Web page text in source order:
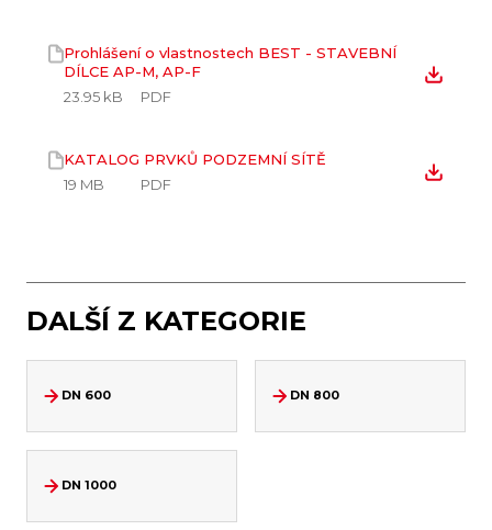
Prohlášení o vlastnostech BEST - STAVEBNÍ
DÍLCE AP-M, AP-F
23.95 kB
PDF
KATALOG PRVKŮ PODZEMNÍ SÍTĚ
19 MB
PDF
DALŠÍ Z KATEGORIE
DN 600 DN 800
DN 1000